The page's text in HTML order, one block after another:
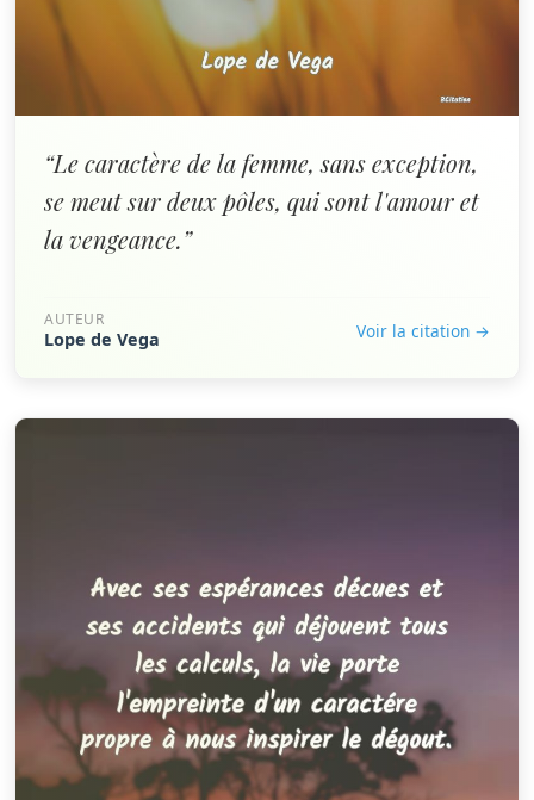
“Le caractère de la femme, sans exception,
se meut sur deux pôles, qui sont l'amour et
la vengeance.”
AUTEUR
Lope de Vega Voir la citation →